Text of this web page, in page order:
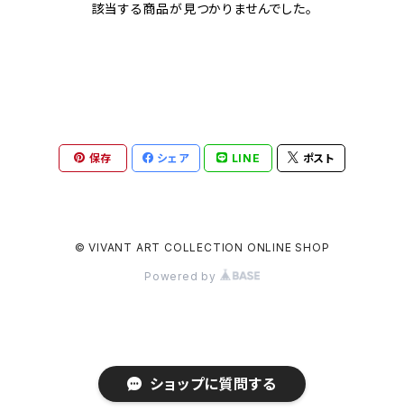
該当する商品が見つかりませんでした。
保存 シェア LINE ポスト
© VIVANT ART COLLECTION ONLINE SHOP
Powered by
ショップに質問する